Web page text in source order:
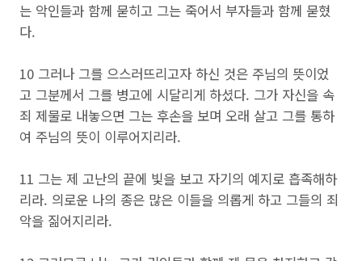
는 악인들과 함께 묻히고 그는 죽어서 부자들과 함께 묻혔
다.
10 그러나 그를 으스러뜨리고자 하신 것은 주님의 뜻이었
고 그분께서 그를 병고에 시달리게 하셨다. 그가 자신을 속
죄 제물로 내놓으면 그는 후손을 보며 오래 살고 그를 통하
여 주님의 뜻이 이루어지리라.
11 그는 제 고난의 끝에 빛을 보고 자기의 예지로 흡족해하
리라. 의로운 나의 종은 많은 이들을 의롭게 하고 그들의 죄
악을 짊어지리라.